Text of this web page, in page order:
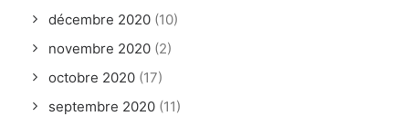
décembre 2020 (10)
novembre 2020 (2)
octobre 2020 (17)
septembre 2020 (11)